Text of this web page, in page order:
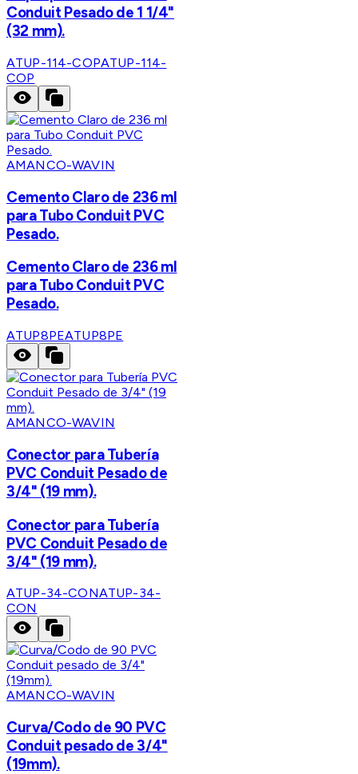
Conduit Pesado de 1 1/4"
(32 mm).
ATUP-114-COPATUP-114-
COP
AMANCO-WAVIN
Cemento Claro de 236 ml
para Tubo Conduit PVC
Pesado.
Cemento Claro de 236 ml
para Tubo Conduit PVC
Pesado.
ATUP8PEATUP8PE
AMANCO-WAVIN
Conector para Tubería
PVC Conduit Pesado de
3/4" (19 mm).
Conector para Tubería
PVC Conduit Pesado de
3/4" (19 mm).
ATUP-34-CONATUP-34-
CON
AMANCO-WAVIN
Curva/Codo de 90 PVC
Conduit pesado de 3/4"
(19mm).